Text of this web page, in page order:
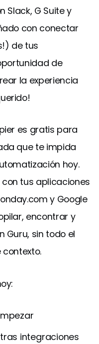
Slack, G Suite y
con conectar
de tus
de
la experiencia
es gratis para
que te impida
hoy.
tus aplicaciones
y Google
encontrar y
Guru, sin todo el
integraciones